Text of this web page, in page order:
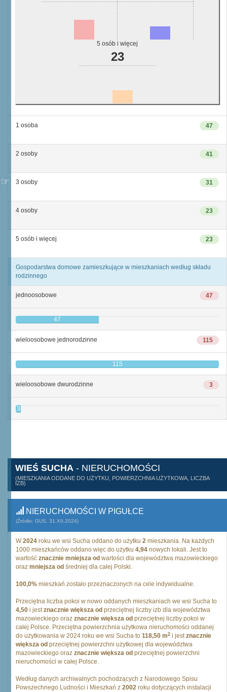
5 osób i więcej
23
47
1 osoba
41
2 osoby
31
3 osoby
23
4 osoby
23
5 osób i więcej
Gospodarstwa domowe zamieszkujące w mieszkaniach według składu
rodzinnego
47
jednoosobowe
47
115
wieloosobowe jednorodzinne
115
3
wieloosobowe dwurodzinne
3
WIEŚ SUCHA - NIERUCHOMOŚCI
(MIESZKANIA ODDANE DO UŻYTKU, POWIERZCHNIA UŻYTKOWA, LICZBA
IZB)
NIERUCHOMOŚCI W PIGUŁCE
(Źródło: GUS, 31.XII.2024)
W2024 roku we wsi Sucha oddano do użytku 2 mieszkania. Na każdych
1000 mieszkańców oddano więc do użytku 4,94 nowych lokali. Jest to
wartość znacznie mniejsza od wartości dla województwa mazowieckiego
oraz mniejsza od średniej dla całej Polski.
100,0% mieszkań zostało przeznaczonych na cele indywidualne.
Przeciętna liczba pokoi w nowo oddanych mieszkaniach we wsi Sucha to
4,50 i jestznacznie większa od przeciętnej liczby izb dla województwa
mazowieckiego oraz znacznie większa od przeciętnej liczby pokoi w
całej Polsce. Przeciętna powierzchnia użytkowa nieruchomości oddanej
do użytkowania w 2024 roku we wsi Sucha to 118,50 m2 i jestznacznie
większa od przeciętnej powierzchni użytkowej dla województwa
mazowieckiego oraz znacznie większa od przeciętnej powierzchni
nieruchomości w całej Polsce.
Według danych archiwalnych pochodzących z Narodowego Spisu
Powszechnego Ludności i Mieszkań z 2002 roku dotyczących instalacji